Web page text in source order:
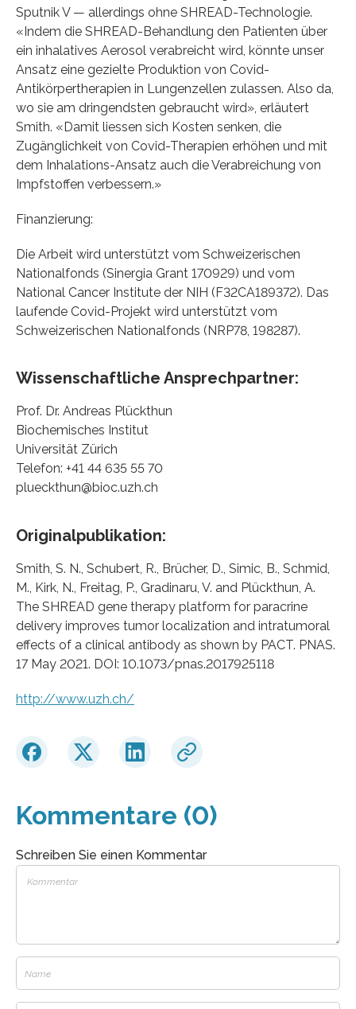
Sputnik V — allerdings ohne SHREAD-Technologie.
«Indem die SHREAD-Behandlung den Patienten über
ein inhalatives Aerosol verabreicht wird, könnte unser
Ansatz eine gezielte Produktion von Covid-
Antikörpertherapien in Lungenzellen zulassen. Also da,
wo sie am dringendsten gebraucht wird», erläutert
Smith. «Damit liessen sich Kosten senken, die
Zugänglichkeit von Covid-Therapien erhöhen und mit
dem Inhalations-Ansatz auch die Verabreichung von
Impfstoffen verbessern.»
Finanzierung:
Die Arbeit wird unterstützt vom Schweizerischen
Nationalfonds (Sinergia Grant 170929) und vom
National Cancer Institute der NIH (F32CA189372). Das
laufende Covid-Projekt wird unterstützt vom
Schweizerischen Nationalfonds (NRP78, 198287).
Wissenschaftliche Ansprechpartner:
Prof. Dr. Andreas Plückthun
Biochemisches Institut
Universität Zürich
Telefon: +41 44 635 55 70
plueckthun@bioc.uzh.ch
Originalpublikation:
Smith, S. N., Schubert, R., Brücher, D., Simic, B., Schmid,
M., Kirk, N., Freitag, P., Gradinaru, V. and Plückthun, A.
The SHREAD gene therapy platform for paracrine
delivery improves tumor localization and intratumoral
effects of a clinical antibody as shown by PACT. PNAS.
17 May 2021. DOI: 10.1073/pnas.2017925118
http://www.uzh.ch/
Kommentare (0)
Schreiben Sie einen Kommentar